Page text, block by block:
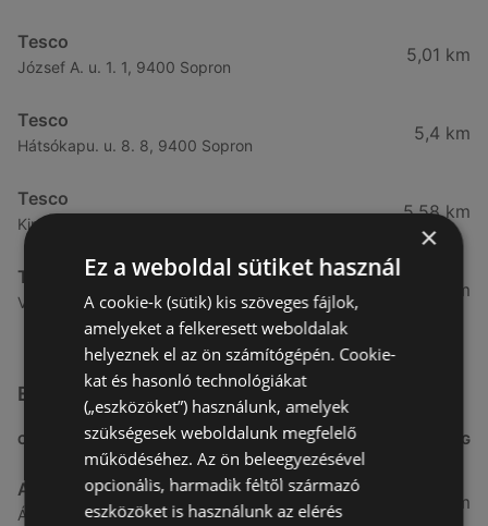
Tesco
József A. u. 1. 1, 9400 Sopron
5,01 km
Tesco
Hátsókapu. u. 8. 8, 9400 Sopron
5,4 km
Tesco
Király J. u. 3. 3, 9400 Sopron
5,58 km
Tesco
Végfordulat u. 9. 9, 9400 Sopron
5,84 km
Egyéb Szupermarketek üzletek a közelben
CÍM TÁVOLSÁG
Aldi
Ágfalvi út 4/A., 9400 Sopron
3,26 km
×
Ez a weboldal sütiket használ
A cookie-k (sütik) kis szöveges fájlok,
amelyeket a felkeresett weboldalak
helyeznek el az ön számítógépén. Cookie-
kat és hasonló technológiákat
(„eszközöket”) használunk, amelyek
szükségesek weboldalunk megfelelő
működéséhez. Az ön beleegyezésével
opcionális, harmadik féltől származó
eszközöket is használunk az elérés